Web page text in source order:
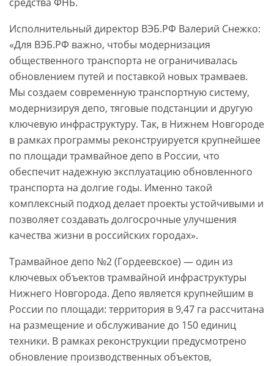
Исполнительный директор ВЭБ.РФ Валерий Снежко:
«Для ВЭБ.РФ важно, чтобы модернизация
общественного транспорта не ограничивалась
обновлением путей и поставкой новых трамваев.
Мы создаем современную транспортную систему,
модернизируя депо, тяговые подстанции и другую
ключевую инфраструктуру. Так, в Нижнем Новгороде
в рамках программы реконструируется крупнейшее
по площади трамвайное депо в России, что
обеспечит надежную эксплуатацию обновленного
транспорта на долгие годы. Именно такой
комплексный подход делает проекты устойчивыми и
позволяет создавать долгосрочные улучшения
качества жизни в российских городах».
Трамвайное депо №2 (Гордеевское) — один из
ключевых объектов трамвайной инфраструктуры
Нижнего Новгорода. Депо является крупнейшим в
России по площади: территория в 9,47 га рассчитана
на размещение и обслуживание до 150 единиц
техники. В рамках реконструкции предусмотрено
обновление производственных объектов,